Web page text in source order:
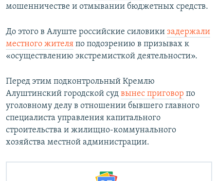
мошенничестве и отмывании бюджетных средств.
До этого в Алуште российские силовики задержали
местного жителя по подозрению в призывах к
«осуществлению экстремисткой деятельности».
Перед этим подконтрольный Кремлю
Алуштинский городской суд вынес приговор по
уголовному делу в отношении бывшего главного
специалиста управления капитального
строительства и жилищно-коммунального
хозяйства местной администрации.